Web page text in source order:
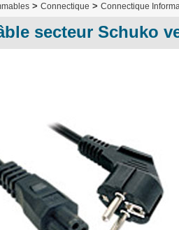
> Connectique > Connectique
secteur Schuko